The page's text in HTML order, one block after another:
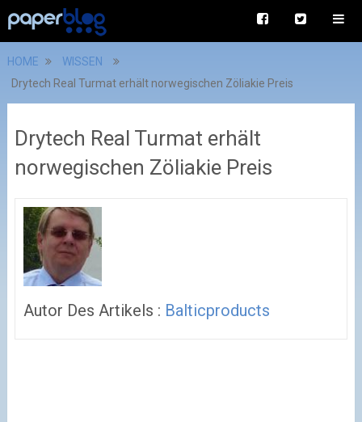
HOME
WISSEN
Drytech Real Turmat erhält norwegischen Zöliakie Preis
Drytech Real Turmat erhält
norwegischen Zöliakie Preis
Autor Des Artikels : Balticproducts